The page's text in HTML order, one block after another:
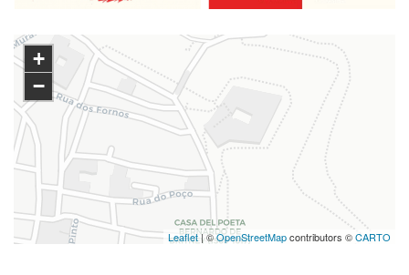
+
−
Leaflet| ©OpenStreetMapcontributors ©CARTO